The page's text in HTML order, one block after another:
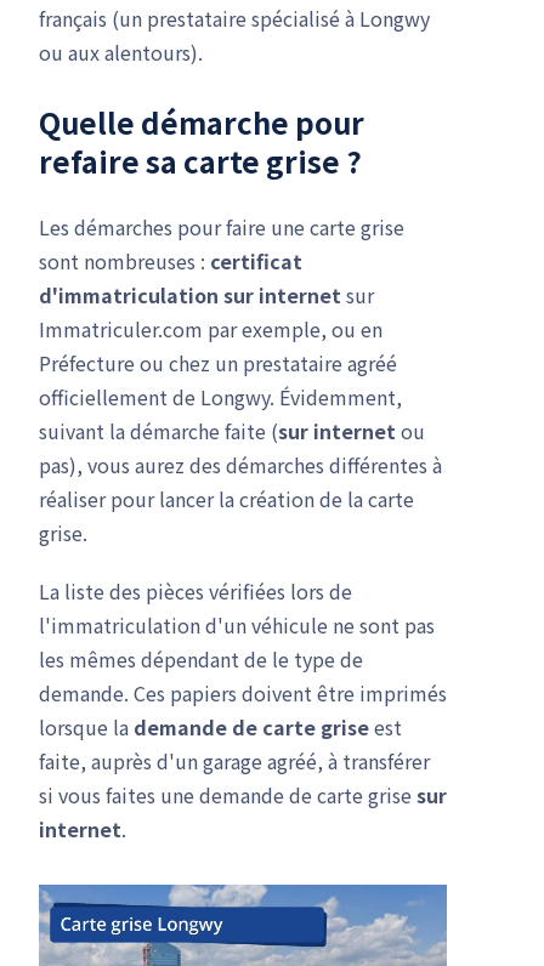
français (un prestataire spécialisé à Longwy
ou aux alentours).
Quelle démarche pour
refaire sa carte grise ?
Les démarches pour faire une carte grise
sont nombreuses : certificat
d'immatriculation sur internetsur
Immatriculer.com par exemple, ou en
Préfecture ou chez un prestataire agréé
officiellement de Longwy. Évidemment,
suivant la démarche faite (sur internetou
pas), vous aurez des démarches différentes à
réaliser pour lancer la création de la carte
grise.
La liste des pièces vérifiées lors de
l'immatriculation d'un véhicule ne sont pas
les mêmes dépendant de le type de
demande. Ces papiers doivent être imprimés
lorsque la demande de carte griseest
faite, auprès d'un garage agréé, à transférer
si vous faites une demande de carte grise sur
internet.